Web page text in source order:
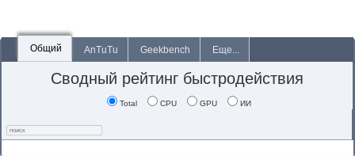
Общий AnTuTu Geekbench Еще...
Сводный рейтинг быстродействия
Total CPU GPU ИИ